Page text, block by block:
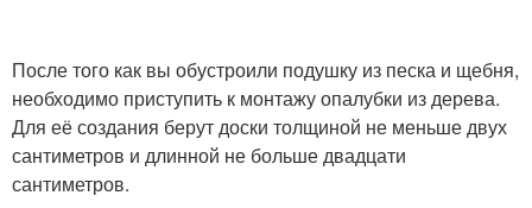
После того как вы обустроили подушку из песка и щебня,
необходимо приступить к монтажу опалубки из дерева.
Для её создания берут доски толщиной не меньше двух
сантиметров и длинной не больше двадцати
сантиметров.